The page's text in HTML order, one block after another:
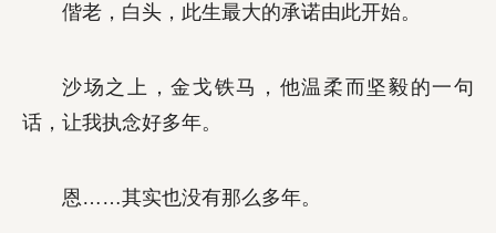
偕老，白头，此生最大的承诺由此开始。
沙场之上，金戈铁马，他温柔而坚毅的一句
话，让我执念好多年。
恩……其实也没有那么多年。